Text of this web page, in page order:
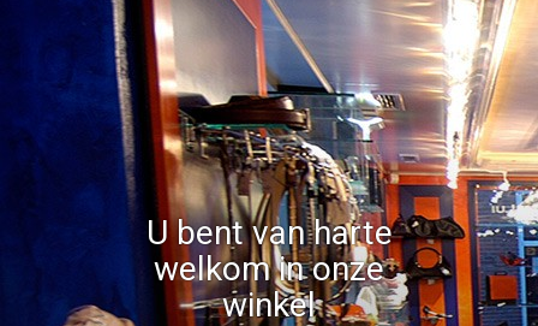
U bent van harte
welkom in onze
winkel